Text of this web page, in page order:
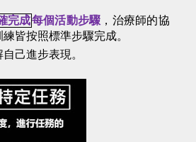
完成每個活動步驟 ，治療師的協
皆按照標準步驟完成。
己進步表現。